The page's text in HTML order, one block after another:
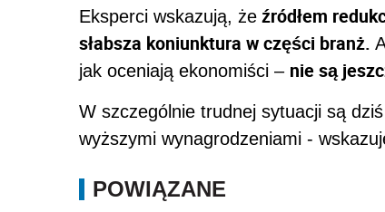
Eksperci wskazują, że źródłem
słabsza koniunktura w części branż.
jak oceniają ekonomiści – nie są
W szczególnie trudnej sytuacji są
wyższymi wynagrodzeniami -
POWIĄZANE